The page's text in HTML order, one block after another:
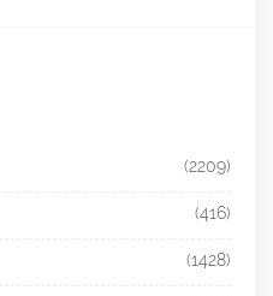
(2209)
(416)
(1428)